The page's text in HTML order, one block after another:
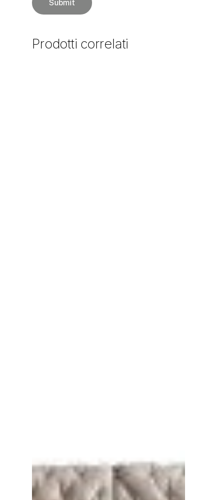
Prodotti correlati